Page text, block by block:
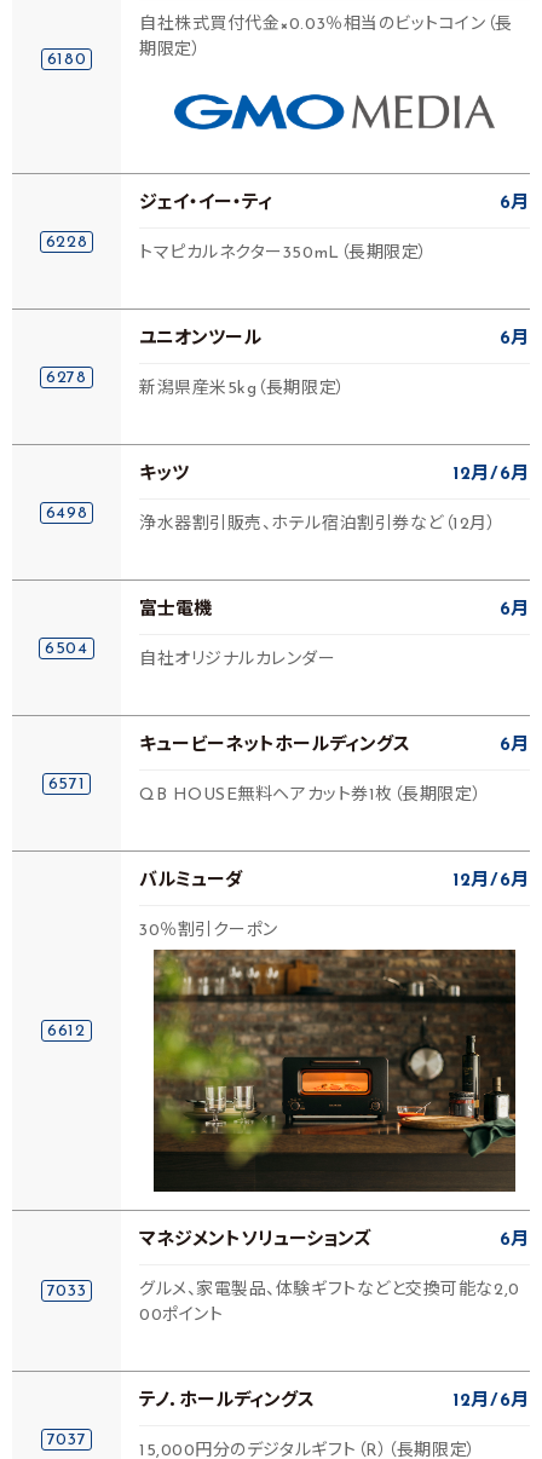
6180
自社株式買付代金×0.03％相当のビットコイン（長
期限定）
6228
ジェイ・イー・ティ 6月
トマピカルネクター350mL（長期限定）
6278
ユニオンツール 6月
新潟県産米5kg（長期限定）
6498
キッツ 12月 6月
浄水器割引販売、ホテル宿泊割引券など（12月）
6504
富士電機 6月
自社オリジナルカレンダー
6571
キュービーネットホールディングス 6月
QB HOUSE無料ヘアカット券1枚（長期限定）
6612
バルミューダ 12月 6月
30％割引クーポン
7033
マネジメントソリューションズ 6月
グルメ、家電製品、体験ギフトなどと交換可能な2,0
00ポイント
7037
テノ．ホールディングス 12月 6月
15,000円分のデジタルギフト（R）（長期限定）